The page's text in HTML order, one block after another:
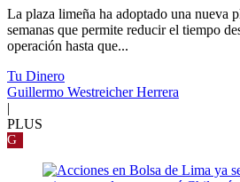
La plaza limeña ha adoptado una nueva
semanas que permite reducir el tiempo
operación hasta que...
Tu Dinero
Guillermo Westreicher Herrera
|
PLUS
G